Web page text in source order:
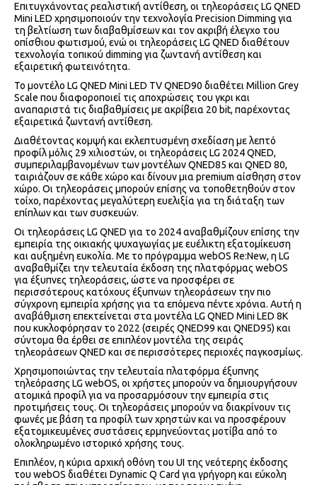
Επιτυγχάνοντας ρεαλιστική αντίθεση, οι τηλεοράσεις LG QNED
Mini LED χρησιμοποιούν την τεχνολογία Precision Dimming για
τη βελτίωση των διαβαθμίσεων και τον ακριβή έλεγχο του
οπίσθιου φωτισμού, ενώ οι τηλεοράσεις LG QNED διαθέτουν
τεχνολογία τοπικού dimming για ζωντανή αντίθεση και
εξαιρετική φωτεινότητα.
Το μοντέλο LG QNED Mini LED TV QNED90 διαθέτει Million Grey
Scale που διαφοροποιεί τις αποχρώσεις του γκρι και
αναπαριστά τις διαβαθμίσεις με ακρίβεια 20 bit, παρέχοντας
εξαιρετικά ζωντανή αντίθεση.
Διαθέτοντας κομψή και εκλεπτυσμένη σχεδίαση με λεπτό
προφίλ μόλις 29 χιλιοστών, οι τηλεοράσεις LG 2024 QNED,
συμπεριλαμβανομένων των μοντέλων QNED85 και QNED 80,
ταιριάζουν σε κάθε χώρο και δίνουν μια premium αίσθηση στον
χώρο. Οι τηλεοράσεις μπορούν επίσης να τοποθετηθούν στον
τοίχο, παρέχοντας μεγαλύτερη ευελιξία για τη διάταξη των
επίπλων και των συσκευών.
Οι τηλεοράσεις LG QNED για το 2024 αναβαθμίζουν επίσης την
εμπειρία της οικιακής ψυχαγωγίας με ευέλικτη εξατομίκευση
και αυξημένη ευκολία. Με το πρόγραμμα webOS Re:New, η LG
αναβαθμίζει την τελευταία έκδοση της πλατφόρμας webOS
για έξυπνες τηλεοράσεις, ώστε να προσφέρει σε
περισσότερους κατόχους έξυπνων τηλεοράσεων την πιο
σύγχρονη εμπειρία χρήσης για τα επόμενα πέντε χρόνια. Αυτή η
αναβάθμιση επεκτείνεται στα μοντέλα LG QNED Mini LED 8K
που κυκλοφόρησαν το 2022 (σειρές QNED99 και QNED95) και
σύντομα θα έρθει σε επιπλέον μοντέλα της σειράς
τηλεοράσεων QNED και σε περισσότερες περιοχές παγκοσμίως.
Χρησιμοποιώντας την τελευταία πλατφόρμα έξυπνης
τηλεόρασης LG webOS, οι χρήστες μπορούν να δημιουργήσουν
ατομικά προφίλ για να προσαρμόσουν την εμπειρία στις
προτιμήσεις τους. Οι τηλεοράσεις μπορούν να διακρίνουν τις
φωνές με βάση τα προφίλ των χρηστών και να προσφέρουν
εξατομικευμένες συστάσεις ερμηνεύοντας μοτίβα από το
ολοκληρωμένο ιστορικό χρήσης τους.
Επιπλέον, η κύρια αρχική οθόνη του UI της νεότερης έκδοσης
του webOS διαθέτει Dynamic Q Card για γρήγορη και εύκολη